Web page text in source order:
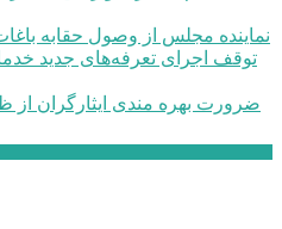
نماینده مجلس از وصول حقابه
ضرورت بهره مندی ایثارگران از